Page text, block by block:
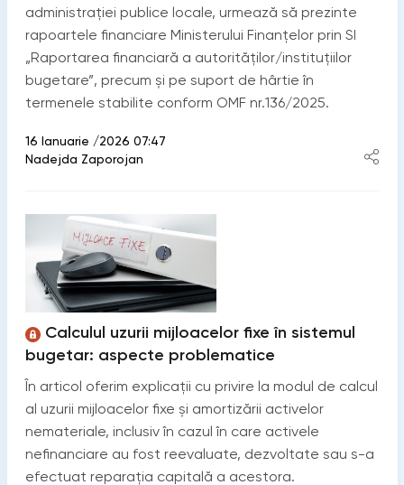
administrației publice locale, urmează să prezinte
rapoartele financiare Ministerului Finanțelor prin SI
„Raportarea financiară a autorităților/instituțiilor
bugetare”, precum și pe suport de hârtie în
termenele stabilite conform OMF nr.136/2025.
16 Ianuarie /2026 07:47
Nadejda Zaporojan
Calculul uzurii mijloacelor fixe în sistemul
bugetar: aspecte problematice
În articol oferim explicații cu privire la modul de calcul
al uzurii mijloacelor fixe și amortizării activelor
nemateriale, inclusiv în cazul în care activele
nefinanciare au fost reevaluate, dezvoltate sau s-a
efectuat reparația capitală a acestora.